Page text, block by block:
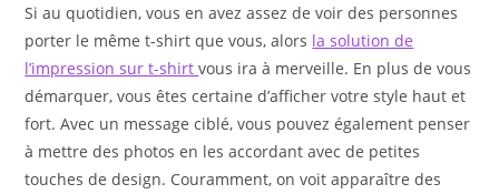
Si au quotidien, vous en avez assez de voir des personnes
porter le même t-shirt que vous, alors la solution de
l’impression sur t-shirtvous ira à merveille. En plus de vous
démarquer, vous êtes certaine d’afficher votre style haut et
fort. Avec un message ciblé, vous pouvez également penser
à mettre des photos en les accordant avec de petites
touches de design. Couramment, on voit apparaître des